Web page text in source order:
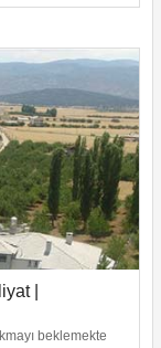
|
beklemekte